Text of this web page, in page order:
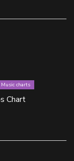
Music charts
Chart